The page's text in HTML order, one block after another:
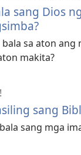
sang Dios
sa aton
makita?
sang
sang mga